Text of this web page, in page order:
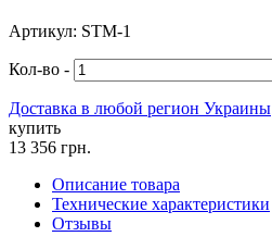
Артикул: STM-1
Кол-во -
Доставка в любой регион Украины
купить
13 356 грн.
Описание товара
Технические характеристики
Отзывы